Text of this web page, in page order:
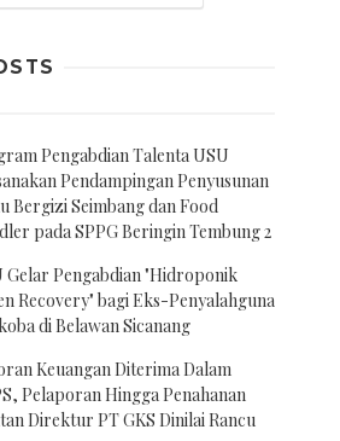
Pengabdian Talenta USU
Pendampingan Penyusunan
Bergizi Seimbang dan Food
pada SPPG Beringin Tembung 2
Gelar Pengabdian "Hidroponik
Recovery" bagi Eks-Penyalahguna
di Belawan Sicanang
Keuangan Diterima Dalam
Pelaporan Hingga Penahanan
Direktur PT GKS Dinilai Rancu